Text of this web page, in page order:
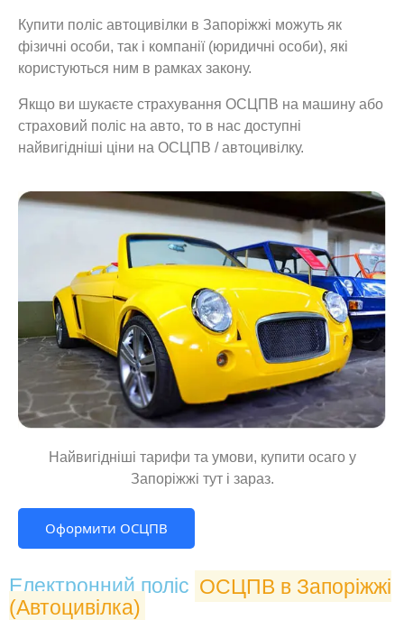
Купити поліс автоцивілки в Запоріжжі можуть як
фізичні особи, так і компанії (юридичні особи), які
користуються ним в рамках закону.
Якщо ви шукаєте страхування ОСЦПВ на машину або
страховий поліс на авто, то в нас доступні
найвигідніші ціни на ОСЦПВ / автоцивілку.
Найвигідніші тарифи та умови, купити осаго у
Запоріжжі тут і зараз.
Оформити ОСЦПВ
Електронний поліс ОСЦПВ в Запоріжжі
(Автоцивілка)